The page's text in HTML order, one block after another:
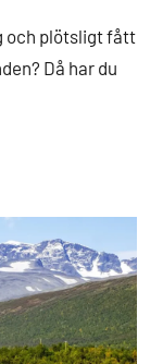
och plötsligt fått
Då har du